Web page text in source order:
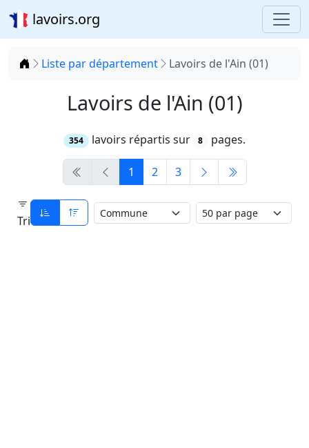
lavoirs.org
Accueil
Liste par département Lavoirs de l'Ain (01)
Lavoirs de l'Ain (01)
354 lavoirs répartis sur 8 pages.
1 2 3
Tri